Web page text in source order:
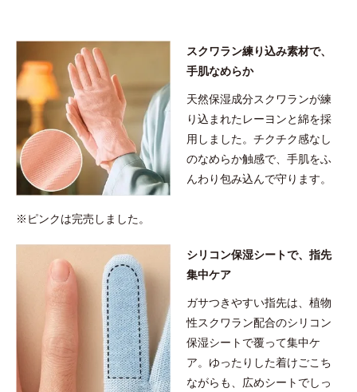
スクワラン練り込み素材で、
手肌なめらか
天然保湿成分スクワランが練
り込まれたレーヨンと綿を採
用しました。チクチク感なし
のなめらか触感で、手肌をふ
んわり包み込んで守ります。
※ピンクは完売しました。
シリコン保湿シートで、指先
集中ケア
ガサつきやすい指先は、植物
性スクワラン配合のシリコン
保湿シートで覆って集中ケ
ア。ゆったりした着けごこち
ながらも、広めシートでしっ